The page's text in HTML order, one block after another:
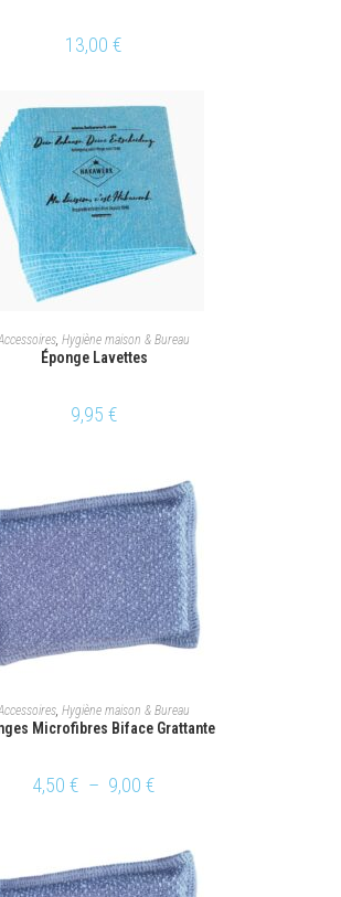
13,00 €
AJOUTER AU PANIER
, Hygiène maison & Bureau
Éponge Lavettes
9,95 €
CHOIX DES OPTIONS
Hygiène maison & Bureau
Microfibres Biface Grattante
4,50 € – 9,00 €